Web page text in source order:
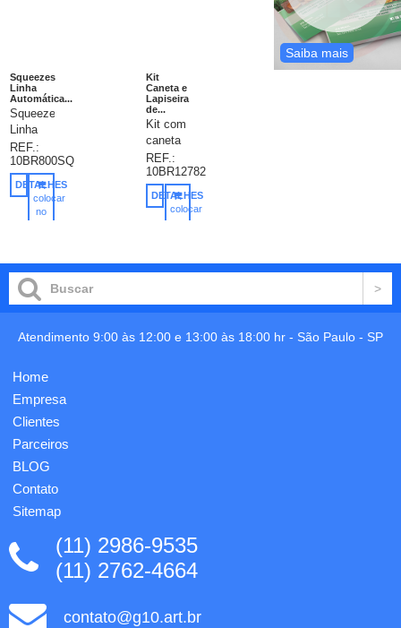
Squeezes
Linha
Automática...
Squeezes
Linha
Automática
800ml.
Sistema
revolucionário
com
válvula
automática
produzida
de um
complexo
dese...
REF.:
10BR800SQ
DETALHES
colocar
no
Kit
Caneta e
Lapiseira
de...
Kit com
caneta
e
lapiseira
de
metal
brilhante
em
de papel
Uma
REF.:
10BR12782
DETALHES
colocar
Saiba mais
Atendimento 9:00 às 12:00 e 13:00 às 18:00 hr - São Paulo - SP
Home
Empresa
Clientes
Parceiros
BLOG
Contato
Sitemap
(11) 2986-9535
(11) 2762-4664
contato@g10.art.br